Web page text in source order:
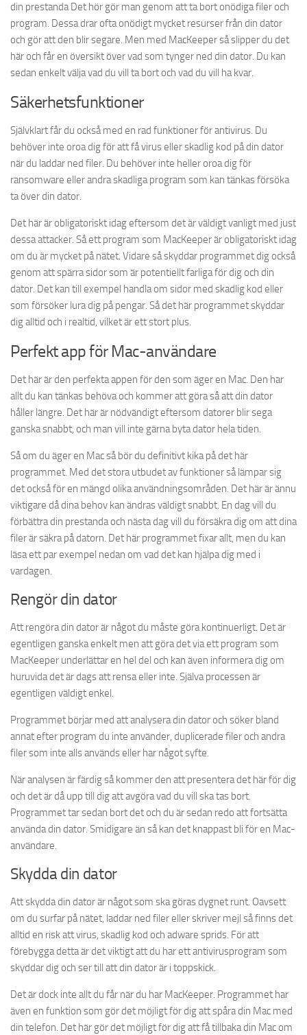
din prestanda Det hör gör man genom att ta bort onödiga filer och
program. Dessa drar ofta onödigt mycket resurser från din dator
och gör att den blir segare. Men med MacKeeper så slipper du det
här och får en översikt över vad som tynger ned din dator. Du kan
sedan enkelt välja vad du vill ta bort och vad du vill ha kvar.
Säkerhetsfunktioner
Självklart får du också med en rad funktioner för antivirus. Du
behöver inte oroa dig för att få virus eller skadlig kod på din dator
när du laddar ned filer. Du behöver inte heller oroa dig för
ransomware eller andra skadliga program som kan tänkas försöka
ta över din dator.
Det här är obligatoriskt idag eftersom det är väldigt vanligt med just
dessa attacker. Så ett program som MacKeeper är obligatoriskt idag
om du är mycket på nätet. Vidare så skyddar programmet dig också
genom att spärra sidor som är potentiellt farliga för dig och din
dator. Det kan till exempel handla om sidor med skadlig kod eller
som försöker lura dig på pengar. Så det här programmet skyddar
dig alltid och i realtid, vilket är ett stort plus.
Perfekt app för Mac-användare
Det här är den perfekta appen för den som äger en Mac. Den har
allt du kan tänkas behöva och kommer att göra så att din dator
håller längre. Det här är nödvändigt eftersom datorer blir sega
ganska snabbt, och man vill inte gärna byta dator hela tiden.
Så om du äger en Mac så bör du definitivt kika på det här
programmet. Med det stora utbudet av funktioner så lämpar sig
det också för en mängd olika användningsområden. Det här är ännu
viktigare då dina behov kan ändras väldigt snabbt. En dag vill du
förbättra din prestanda och nästa dag vill du försäkra dig om att dina
filer är säkra på datorn. Det här programmet fixar allt, men du kan
läsa ett par exempel nedan om vad det kan hjälpa dig med i
vardagen.
Rengör din dator
Att rengöra din dator är något du måste göra kontinuerligt. Det är
egentligen ganska enkelt men att göra det via ett program som
MacKeeper underlättar en hel del och kan även informera dig om
huruvida det är dags att rensa eller inte. Själva processen är
egentligen väldigt enkel.
Programmet börjar med att analysera din dator och söker bland
annat efter program du inte använder, duplicerade filer och andra
filer som inte alls används eller har något syfte.
När analysen är färdig så kommer den att presentera det här för dig
och det är då upp till dig att avgöra vad du vill ska tas bort.
Programmet tar sedan bort det och du är sedan redo att fortsätta
använda din dator. Smidigare än så kan det knappast bli för en Mac-
användare.
Skydda din dator
Att skydda din dator är något som ska göras dygnet runt. Oavsett
om du surfar på nätet, laddar ned filer eller skriver mejl så finns det
alltid en risk att virus, skadlig kod och adware sprids. För att
förebygga detta är det viktigt att du har ett antivirusprogram som
skyddar dig och ser till att din dator är i toppskick.
Det är dock inte allt du får när du har MacKeeper. Programmet har
även en funktion som gör det möjligt för dig att spåra din Mac med
din telefon. Det här gör det möjligt för dig att få tillbaka din Mac om